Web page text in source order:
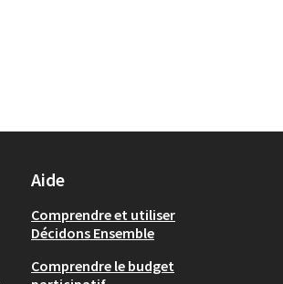
Aide
Comprendre et utiliser
Décidons Ensemble
Comprendre le budget